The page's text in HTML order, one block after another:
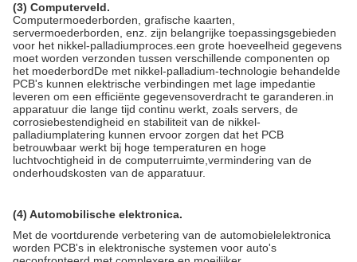
(3) Computerveld.
Computermoederborden, grafische kaarten,
servermoederborden, enz. zijn belangrijke toepassingsgebieden
voor het nikkel-palladiumproces.een grote hoeveelheid gegevens
moet worden verzonden tussen verschillende componenten op
het moederbordDe met nikkel-palladium-technologie behandelde
PCB's kunnen elektrische verbindingen met lage impedantie
leveren om een efficiënte gegevensoverdracht te garanderen.in
apparatuur die lange tijd continu werkt, zoals servers, de
corrosiebestendigheid en stabiliteit van de nikkel-
palladiumplatering kunnen ervoor zorgen dat het PCB
betrouwbaar werkt bij hoge temperaturen en hoge
luchtvochtigheid in de computerruimte,vermindering van de
onderhoudskosten van de apparatuur.
(4) Automobilische elektronica.
Met de voortdurende verbetering van de automobielelektronica
worden PCB's in elektronische systemen voor auto's